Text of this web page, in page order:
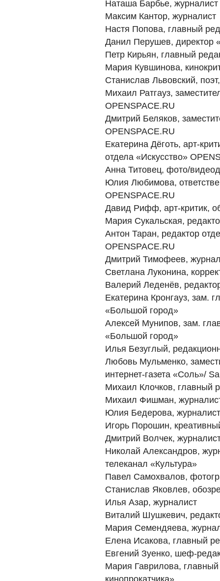
Наташа Барбье, журналист
Максим Кантор, журналист
Настя Попова, главный
Данил Перушев, директор
Петр Кирьян, главный
Мария Кувшинова,
Станислав Львовский,
Михаил Ратгауз,
OPENSPACE.RU
Дмитрий Беляков,
OPENSPACE.RU
Екатерина Дёготь, арт-
отдела «Искусство»
Анна Титовец, фото/
Юлия Любимова,
OPENSPACE.RU
Давид Рифф, арт-критик,
Мария Сукальская,
Антон Таран, редактор
OPENSPACE.RU
Дмитрий Тимофеев,
Светлана Луконина,
Валерий Леденёв,
Екатерина Кронгауз, зам.
«Большой город»
Алексей Мунипов, зам.
«Большой город»
Илья Безуглый,
Любовь Мульменко,
интернет-газета «Соль»/
Михаил Клочков, главный
Михаил Фишман,
Юлия Бедерова, журналист
Игорь Порошин,
Дмитрий Волчек,
Николай Александров,
телеканал «Культура»
Павел Самохвалов,
Станислав Яковлев,
Илья Азар, журналист
Виталий Шушкевич,
Мария Семендяева,
Елена Исакова, главный
Евгений Зуенко, шеф-
Мария Гаврилова,
кинопрокатчика»